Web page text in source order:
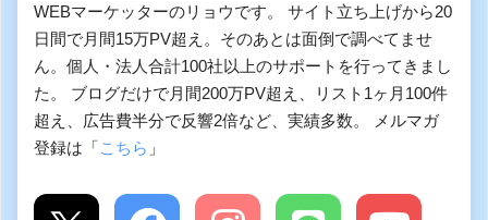
WEBマーケッターのリョウです。 サイト立ち上げから20
日間で月間15万PV超え。そのあとは面倒で調べてませ
ん。個人・法人合計100社以上のサポートを行ってきまし
た。 ブログだけで月間200万PV超え、リスト1ヶ月100件
超え、広告費半分で反響2倍など、実績多数。 メルマガ
登録は「こちら 」